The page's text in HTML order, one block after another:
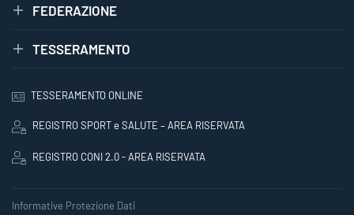
FEDERAZIONE
TESSERAMENTO
TESSERAMENTO ONLINE
REGISTRO SPORT e SALUTE – AREA RISERVATA
REGISTRO CONI 2.0 - AREA RISERVATA
Informative Protezione Dati